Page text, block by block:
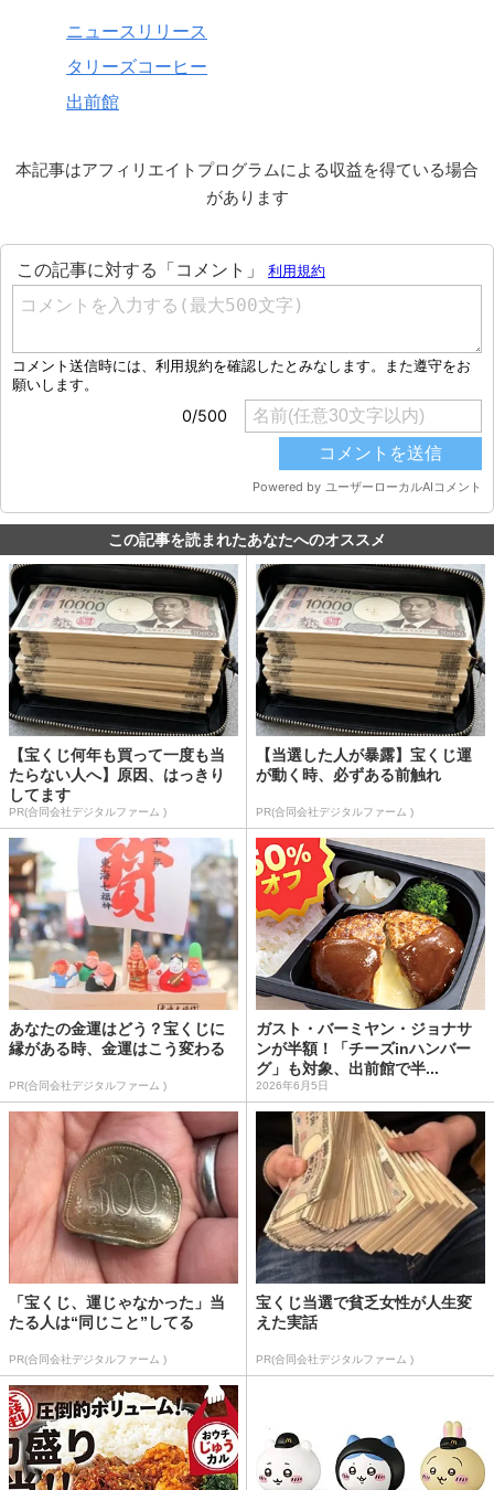
ニュースリリース
タリーズコーヒー
出前館
本記事はアフィリエイトプログラムによる収益を得ている場合
があります
この記事を読まれたあなたへのオススメ
【宝くじ何年も買って一度も当
たらない人へ】原因、はっきり
してます
PR(合同会社デジタルファーム )
【当選した人が暴露】宝くじ運
が動く時、必ずある前触れ
PR(合同会社デジタルファーム )
あなたの金運はどう？宝くじに
縁がある時、金運はこう変わる
PR(合同会社デジタルファーム )
ガスト・バーミヤン・ジョナサ
ンが半額！「チーズinハンバー
グ」も対象、出前館で半...
2026年6月5日
「宝くじ、運じゃなかった」当
たる人は“同じこと”してる
PR(合同会社デジタルファーム )
宝くじ当選で貧乏女性が人生変
えた実話
PR(合同会社デジタルファーム )